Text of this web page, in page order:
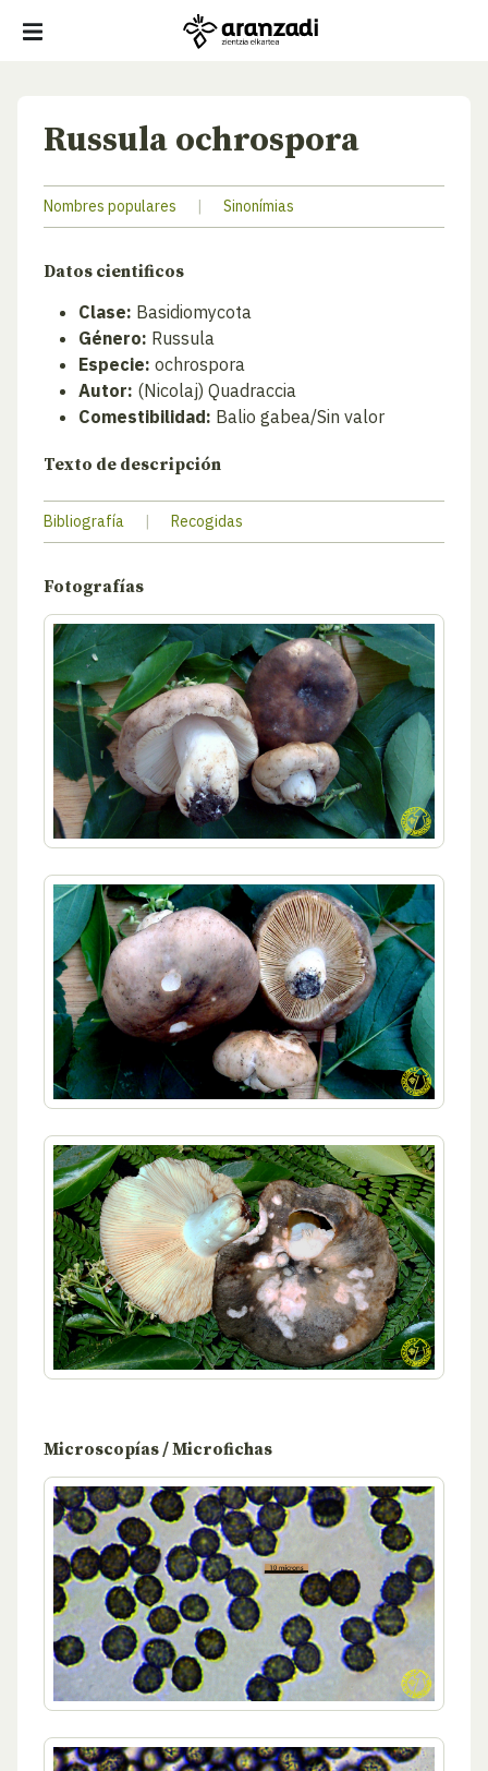
Russula ochrospora
Nombres populares | Sinonímias
Datos cientificos
Clase: Basidiomycota
Género: Russula
Especie: ochrospora
Autor: (Nicolaj) Quadraccia
Comestibilidad: Balio gabea/Sin valor
Texto de descripción
Bibliografía | Recogidas
Fotografías
Microscopías / Microfichas